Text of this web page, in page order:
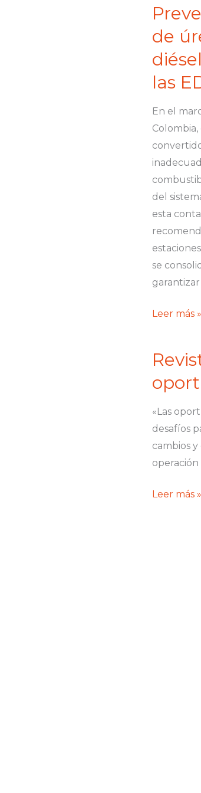
de
las
En el
del
esta
se
manejo
del
uso
de
úrea
(DEF)
en
sistemas
diésel:
una
crítica
en
EDS
Leer más »
«Las
desafíos
cambios
Revista
Ed.
53
«Las
siempre
ahí»
Leer más »